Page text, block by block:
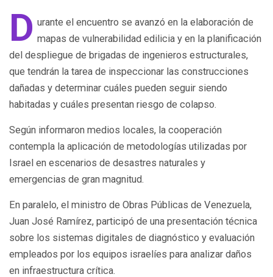
D urante el encuentro se avanzó en la elaboración de
mapas de vulnerabilidad edilicia y en la planificación
del despliegue de brigadas de ingenieros estructurales,
que tendrán la tarea de inspeccionar las construcciones
dañadas y determinar cuáles pueden seguir siendo
habitadas y cuáles presentan riesgo de colapso.
Según informaron medios locales, la cooperación
contempla la aplicación de metodologías utilizadas por
Israel en escenarios de desastres naturales y
emergencias de gran magnitud.
En paralelo, el ministro de Obras Públicas de Venezuela,
Juan José Ramírez, participó de una presentación técnica
sobre los sistemas digitales de diagnóstico y evaluación
empleados por los equipos israelíes para analizar daños
en infraestructura crítica.